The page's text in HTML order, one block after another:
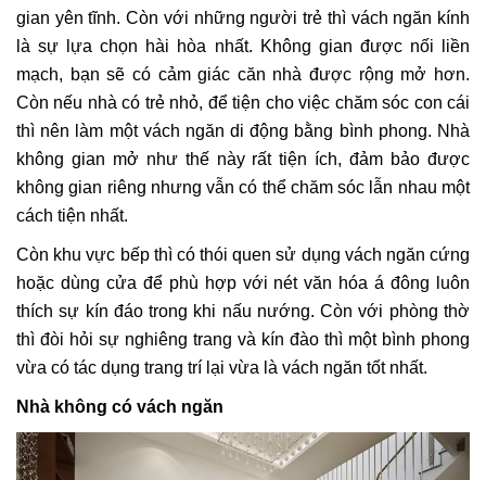
gian yên tĩnh. Còn với những người trẻ thì vách ngăn kính
là sự lựa chọn hài hòa nhất. Không gian được nối liền
mạch, bạn sẽ có cảm giác căn nhà được rộng mở hơn.
Còn nếu nhà có trẻ nhỏ, để tiện cho việc chăm sóc con cái
thì nên làm một vách ngăn di động bằng bình phong. Nhà
không gian mở như thế này rất tiện ích, đảm bảo được
không gian riêng nhưng vẫn có thể chăm sóc lẫn nhau một
cách tiện nhất.
Còn khu vực bếp thì có thói quen sử dụng vách ngăn cứng
hoặc dùng cửa để phù hợp với nét văn hóa á đông luôn
thích sự kín đáo trong khi nấu nướng. Còn với phòng thờ
thì đòi hỏi sự nghiêng trang và kín đào thì một bình phong
vừa có tác dụng trang trí lại vừa là vách ngăn tốt nhất.
Nhà không có vách ngăn